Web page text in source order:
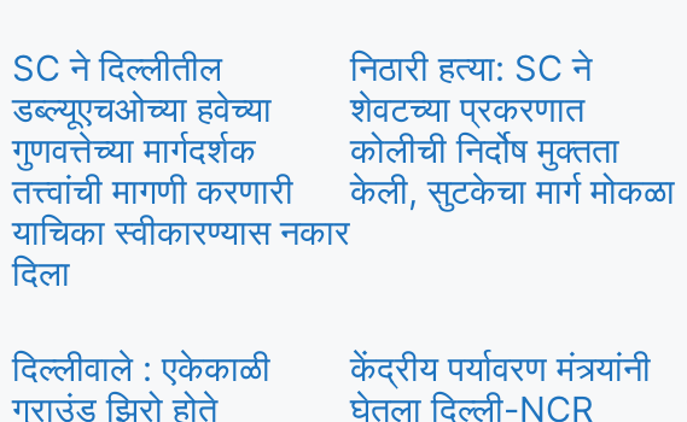
SC ने दिल्लीतील
डब्ल्यूएचओच्या हवेच्या
गुणवत्तेच्या मार्गदर्शक
तत्त्वांची मागणी करणारी
याचिका स्वीकारण्यास नकार
दिला
निठारी हत्या: SC ने
शेवटच्या प्रकरणात
कोलीची निर्दोष मुक्तता
केली, सुटकेचा मार्ग मोकळा
दिल्लीवाले : एकेकाळी
ग्राउंड झिरो होते
केंद्रीय पर्यावरण मंत्र्यांनी
घेतला दिल्ली-NCR